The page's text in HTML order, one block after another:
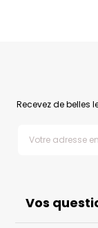
Vos
Recevez de belles